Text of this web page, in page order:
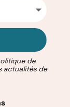
de
actualités de